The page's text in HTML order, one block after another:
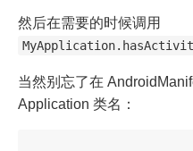
然后在需要的时候调用
当然别忘了在
Application 类名：